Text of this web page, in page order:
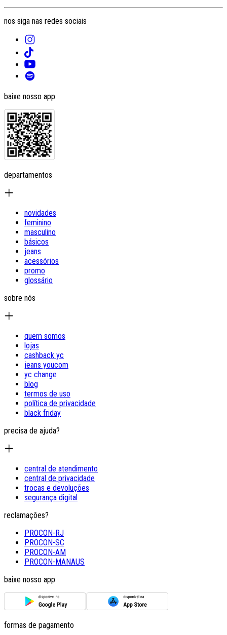
nos siga nas redes sociais
baixe nosso app
departamentos
novidades
feminino
masculino
básicos
jeans
acessórios
promo
glossário
sobre nós
quem somos
lojas
cashback yc
jeans youcom
yc change
blog
termos de uso
política de privacidade
black friday
precisa de ajuda?
central de atendimento
central de privacidade
trocas e devoluções
segurança digital
reclamações?
PROCON-RJ
PROCON-SC
PROCON-AM
PROCON-MANAUS
baixe nosso app
formas de pagamento